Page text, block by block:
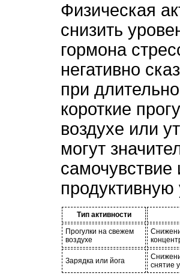
Физическая
снизить
гормона
негативно
при
короткие
воздухе или
могут
самочувствие
продуктивную
Тип активности
Прогулки на свежем
воздухе
Зарядка или йога
снятие